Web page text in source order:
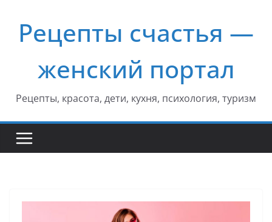
содержимому
Рецепты счастья —
женский портал
Рецепты, красота, дети, кухня, психология, туризм